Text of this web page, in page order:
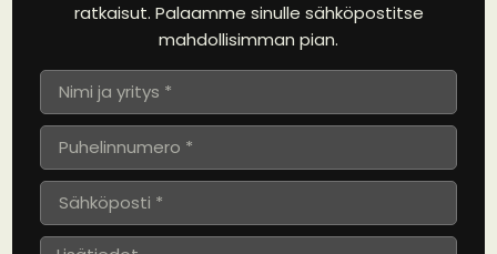
ratkaisut. Palaamme sinulle sähköpostitse
mahdollisimman pian.